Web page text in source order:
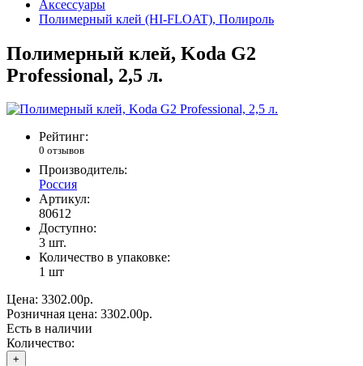
Аксессуары
Полимерный клей (HI-FLOAT), Полироль
Полимерный клей, Koda G2
Professional, 2,5 л.
Рейтинг:
0 отзывов
Производитель:
Россия
Артикул:
80612
Доступно:
3 шт.
Количество в упаковке:
1 шт
Цена: 3302.00р.
Розничная цена: 3302.00р.
Есть в наличии
Количество:
+